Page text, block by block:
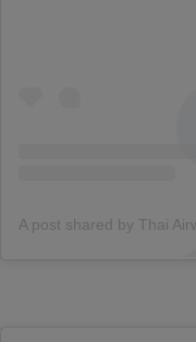
A post shared by Thai